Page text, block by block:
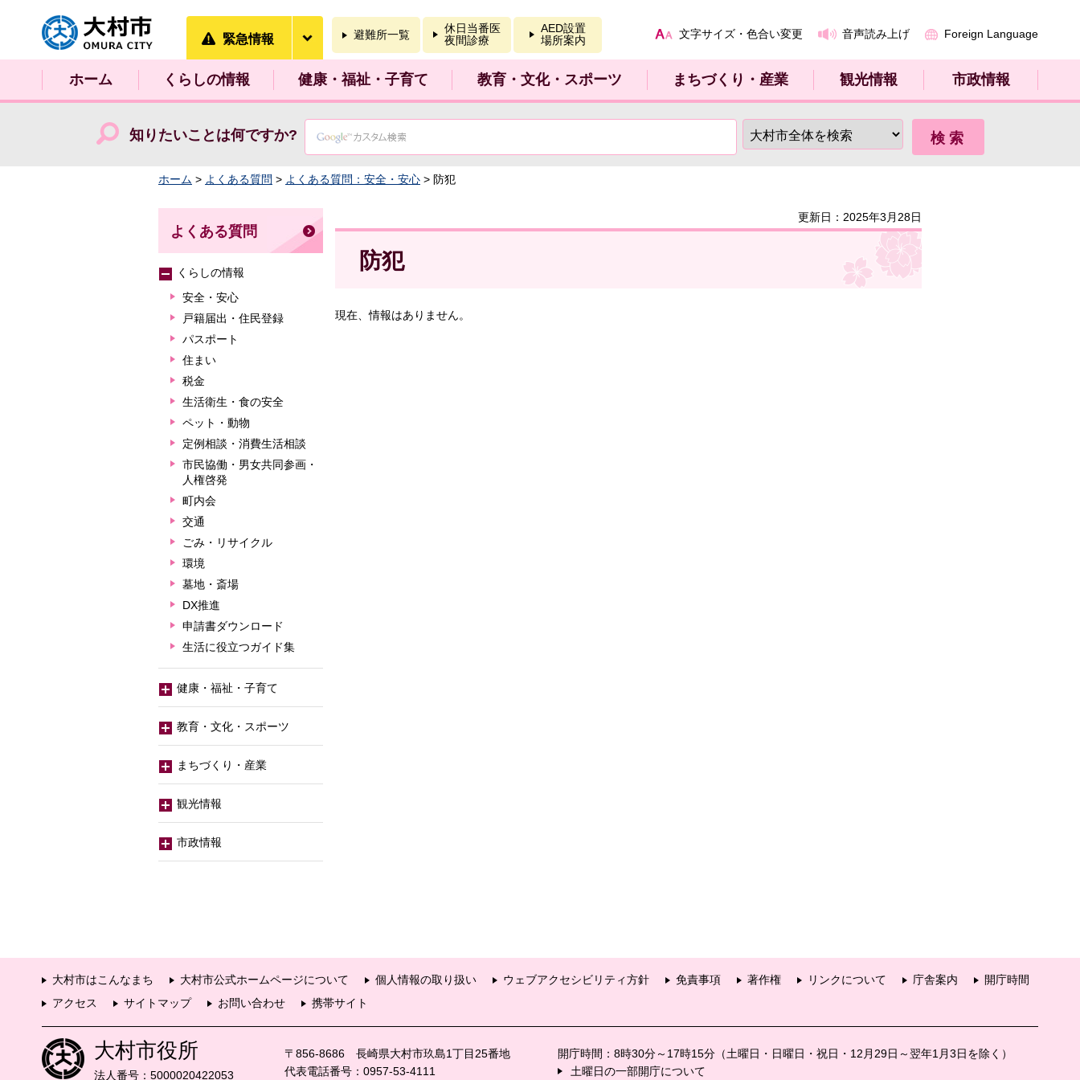
大村市
緊急情報 避難所一覧
休日当番医
夜間診療
AED設置
場所案内
文字サイズ・色合い変更 音声読み上げ Foreign Language
ホーム くらしの情報 健康・福祉・子育て 教育・文化・スポーツ まちづくり・産業 観光情報 市政情報
知りたいことは何ですか?
ホーム > よくある質問 > よくある質問：安全・安心 > 防犯
更新日：2025年3月28日
防犯
現在、情報はありません。
よくある質問
くらしの情報
安全・安心
戸籍届出・住民登録
パスポート
住まい
税金
生活衛生・食の安全
ペット・動物
定例相談・消費生活相談
市民協働・男女共同参画・
人権啓発
町内会
交通
ごみ・リサイクル
環境
墓地・斎場
DX推進
申請書ダウンロード
生活に役立つガイド集
健康・福祉・子育て
教育・文化・スポーツ
まちづくり・産業
観光情報
市政情報
大村市はこんなまち 大村市公式ホームページについて 個人情報の取り扱い ウェブアクセシビリティ方針 免責事項 著作権 リンクについて 庁舎案内
開庁時間
アクセス
サイトマップ お問い合わせ 携帯サイト
大村市役所
法人番号：5000020422053
〒856-8686 長崎県大村市玖島1丁目25番地
代表電話番号：0957-53-4111
開庁時間：8時30分～17時15分（土曜日・日曜日・祝日・12月29日～翌年1月3日を除く）
土曜日の一部開庁について